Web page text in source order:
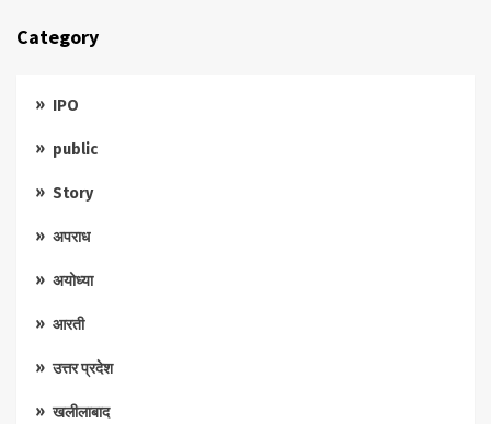
Category
IPO
public
Story
अपराध
अयोध्या
आरती
उत्तर प्रदेश
खलीलाबाद